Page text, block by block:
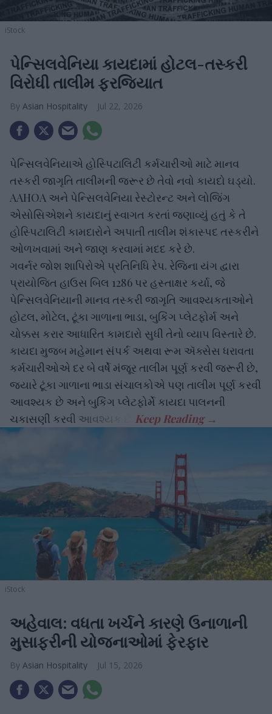
iStock
પેન્સિલવેનિયા કાયદામાં હોટલ-તસ્કરી
વિરોધી તાલીમ ફરજિયાત
Asian Hospitality Jul 22, 2026
પેન્સિલવેનિયાએ હોસ્પિટાલિટી કર્મચારીઓ માટે માનવ
તસ્કરી જાગૃતિ તાલીમની જરૂર છે તેવો નવો કાયદો ઘડ્યો.
AAHOA અને પેન્સિલવેનિયા રેસ્ટોરન્ટ અને લોજિંગ
એસોસિએશને કાયદાનું સ્વાગત કરતાં જણાવ્યું હતું કે તે
હોસ્પિટાલિટી કામદારોને અપાતી તાલીમ શંકાસ્પદ તસ્કરીને
ઓળખવામાં અને જાણ કરવામાં મદદ કરે છે.
ગવર્નર જોશ શાપિરોએ પ્રતિનિધિ રેપ. રેજિના યંગ દ્વારા
પ્રાયોજિત હાઉસ બિલ 1286 પર હસ્તાક્ષર કર્યા, જે
પેન્સિલવેનિયાની માનવ તસ્કરી જાગૃતિ આવશ્યકતાઓને
હોટલ, મોટેલ, ટૂંકા ગાળાના ભાડા, બુકિંગ પ્લેટફોર્મ અને
ચોક્કસ કરાર આધારિત કામદારો સુધી તેનો વ્યાપ વિસ્તારે છે.
કાયદા મુજબ મહેમાન સંપર્ક અથવા રૂમ ઍક્સેસ ધરાવતા
કર્મચારીઓએ દર બે વર્ષે મંજૂર તાલીમ પૂર્ણ કરવી જરૂરી છે,
જ્યારે ટૂંકા ગાળાના ભાડા સંચાલકોએ પણ તાલીમ પૂર્ણ કરવી
આવશ્યક છે અને બુકિંગ પ્લેટફોર્મે કાયદા પાલનની
ચકાસણી કરવી આવશ્યક છે.
iStock
અહેવાલ: વધતા ખર્ચને કારણે ઉનાળાની
મુસાફરીની યોજનાઓમાં ફેરફાર
Asian Hospitality Jul 15, 2026